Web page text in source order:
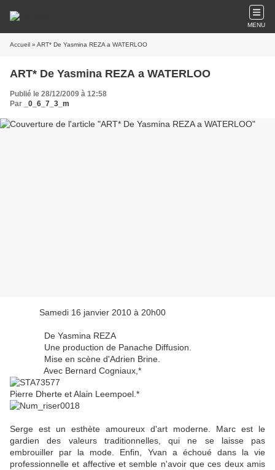
MENU
Accueil » ART* De Yasmina REZA a WATERLOO
ART* De Yasmina REZA a WATERLOO
Publié le 28/12/2009 à 12:58
Par
_0_6_7_3_m
Samedi 16 janvier 2010 à 20h00
De Yasmina REZA
Une production de Panache Diffusion.
Mise en scène d'Adrien Brine.
Avec Bernard Cogniaux,*
Pierre Dherte et Alain Leempoel.*
Serge est un esthète amoureux d'art moderne. Marc est le
gardien des valeurs traditionnelles, qui ne se laisse pas
embrouiller par la mode. Enfin, Yvan a échoué dans la vie
professionnelle et affective et semble n'avoir que ces deux amis